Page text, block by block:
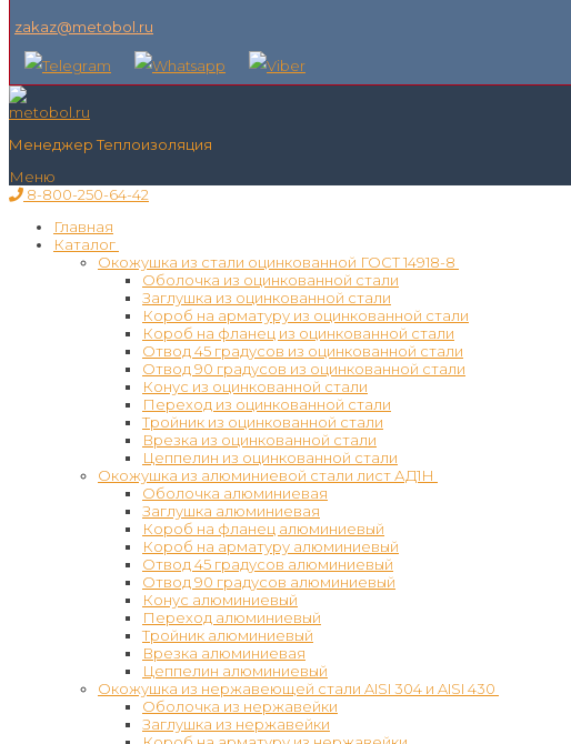
zakaz@metobol.ru
Менеджер Теплоизоляция
Меню
8-800-250-64-42
Главная
Каталог
Окожушка из стали оцинкованной ГОСТ 14918-8
Оболочка из оцинкованной стали
Заглушка из оцинкованной стали
Короб на арматуру из оцинкованной стали
Короб на фланец из оцинкованной стали
Отвод 45 градусов из оцинкованной стали
Отвод 90 градусов из оцинкованной стали
Конус из оцинкованной стали
Переход из оцинкованной стали
Тройник из оцинкованной стали
Врезка из оцинкованной стали
Цеппелин из оцинкованной стали
Окожушка из алюминиевой стали лист АД1Н
Оболочка алюминиевая
Заглушка алюминиевая
Короб на фланец алюминиевый
Короб на арматуру алюминиевый
Отвод 45 градусов алюминиевый
Отвод 90 градусов алюминиевый
Конус алюминиевый
Переход алюминиевый
Тройник алюминиевый
Врезка алюминиевая
Цеппелин алюминиевый
Окожушка из нержавеющей стали AISI 304 и AISI 430
Оболочка из нержавейки
Заглушка из нержавейки